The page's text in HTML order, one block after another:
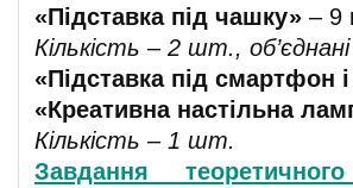
«Підставка під чашку» – 9
Кількість – 2 шт.,
«Підставка під смартфон
«Креативна настільна
Кількість – 1 шт.
Завдання